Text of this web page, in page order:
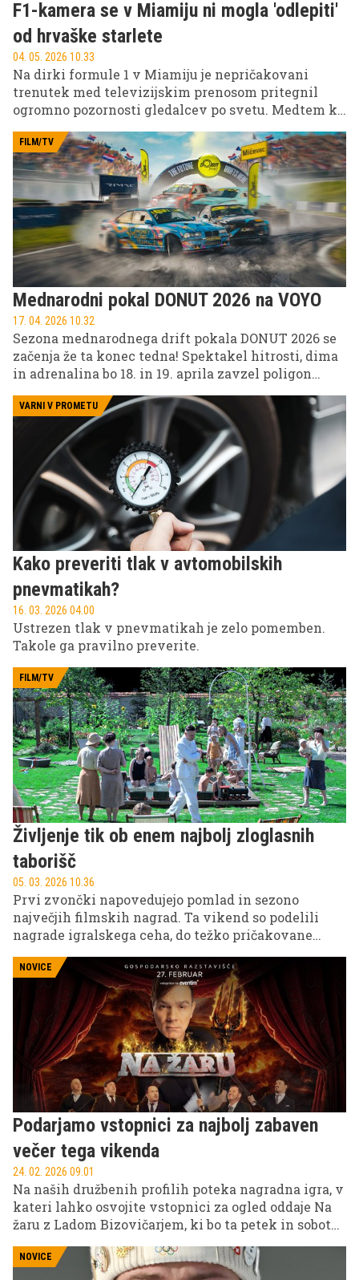
F1-kamera se v Miamiju ni mogla 'odlepiti'
od hrvaške starlete
04. 05. 2026 10.33
Na dirki formule 1 v Miamiju je nepričakovani
trenutek med televizijskim prenosom pritegnil
ogromno pozornosti gledalcev po svetu. Medtem ko
stopila Ivana Knoll, znana navijačica, kar je
povzročilo val odzivov na družbenih omrežjih in
sprožilo zabavne komentarje o snemalcu.
FILM/TV
Mednarodni pokal DONUT 2026 na VOYO
17. 04. 2026 10.32
Sezona mednarodnega drift pokala DONUT 2026 se
začenja že ta konec tedna! Spektakel hitrosti, dima
in adrenalina bo 18. in 19. aprila zavzel poligon
nedeljske dirke na VOYO – v živo začnemo ob 15.45.
VARNI V PROMETU
Kako preveriti tlak v avtomobilskih
pnevmatikah?
16. 03. 2026 04.00
Ustrezen tlak v pnevmatikah je zelo pomemben.
Takole ga pravilno preverite.
FILM/TV
Življenje tik ob enem najbolj zloglasnih
taborišč
05. 03. 2026 10.36
Prvi zvončki napovedujejo pomlad in sezono
največjih filmskih nagrad. Ta vikend so podelili
nagrade igralskega ceha, do težko pričakovane
tedna. Na VOYO se kot pravi ljubitelji filmov vsako
leto tradicionalno poklonimo oskarjem in si
ogledamo filme, ki so v zadnjih letih zaznamovali
največje filmske odre.
NOVICE
Podarjamo vstopnici za najbolj zabaven
večer tega vikenda
24. 02. 2026 09.01
Na naših družbenih profilih poteka nagradna igra, v
kateri lahko osvojite vstopnici za ogled oddaje Na
žaru z Ladom Bizovičarjem, ki bo ta petek in soboto.
sreča!
NOVICE